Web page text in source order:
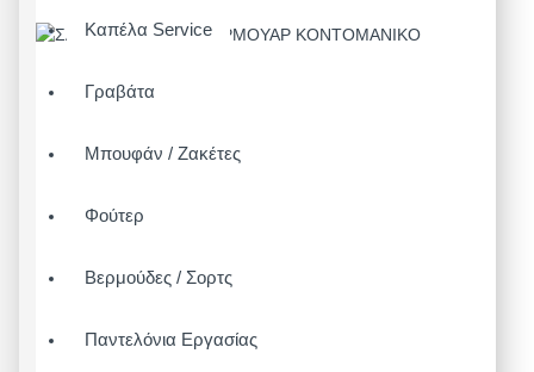
Καπέλα Service
Γραβάτα
Μπουφάν / Ζακέτες
Φούτερ
Βερμούδες / Σορτς
Παντελόνια Εργασίας